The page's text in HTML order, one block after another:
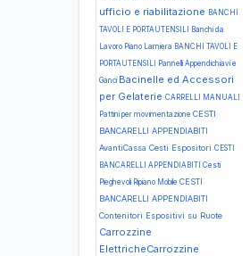
ufficio e riabilitazione BANCHI
TAVOLI E PORTAUTENSILI Banchi da
Lavoro Piano Lamiera BANCHI TAVOLI E
PORTAUTENSILI Pannelli Appendichiavi e
Ganci Bacinelle ed Accessori
per Gelaterie CARRELLI MANUALI
Pattini per movimentazione CESTI
BANCARELLI APPENDIABITI
AvantiCassa Cesti Espositori CESTI
BANCARELLI APPENDIABITI Cesti
Pieghevoli Ripiano Mobile CESTI
BANCARELLI APPENDIABITI
Contenitori Espositivi su Ruote
Carrozzine
ElettricheCarrozzine